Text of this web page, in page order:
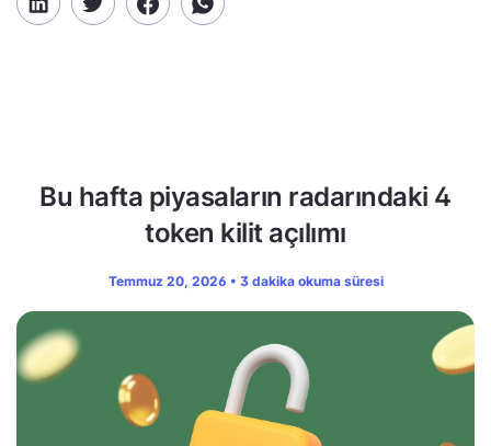
Bu hafta piyasaların radarındaki 4
token kilit açılımı
Temmuz 20, 2026 • 3 dakika okuma süresi